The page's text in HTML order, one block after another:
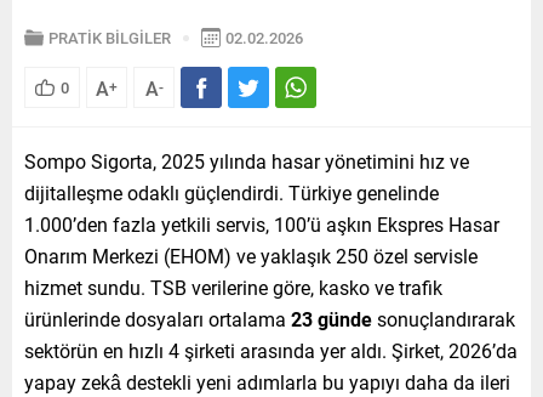
PRATİK BİLGİLER 02.02.2026
0 A+ A-
Sompo Sigorta, 2025 yılında hasar yönetimini hız ve
dijitalleşme odaklı güçlendirdi. Türkiye genelinde
1.000’den fazla yetkili servis, 100’ü aşkın Ekspres Hasar
Onarım Merkezi (EHOM) ve yaklaşık 250 özel servisle
hizmet sundu. TSB verilerine göre, kasko ve trafik
ürünlerinde dosyaları ortalama 23 gündesonuçlandırarak
sektörün en hızlı 4 şirketi arasında yer aldı. Şirket, 2026’da
yapay zekâ destekli yeni adımlarla bu yapıyı daha da ileri